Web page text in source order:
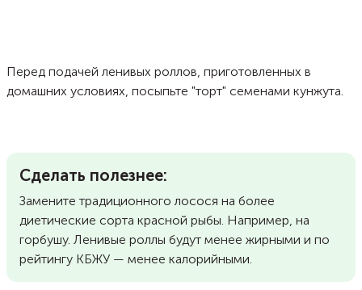
Перед подачей ленивых роллов, приготовленных в
домашних условиях, посыпьте "торт" семенами кунжута.
Сделать полезнее:
Замените традиционного лосося на более
диетические сорта красной рыбы. Например, на
горбушу. Ленивые роллы будут менее жирными и по
рейтингу КБЖУ — менее калорийными.